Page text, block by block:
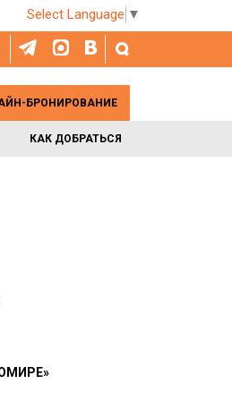
Select Language ▼
КАК ДОБРАТЬСЯ
БРОНИРОВАНИЕ